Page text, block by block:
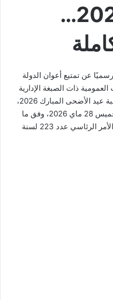
و28 ماي 2026…
عن تمتيع أعوان الدولة
ذات الصبغة الإدارية
بعطلة رسمية لمدة يومين بمناسبة عيد الأضحى المبارك 2026،
وذلك يومي الأربعاء 27 ماي والخميس 28 ماي 2026، وفق ما
جاء في بلاغ رسمي استنادًا إلى الأمر الرئاسي عدد 223 لسنة